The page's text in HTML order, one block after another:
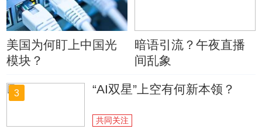
美国为何盯上中国光
模块？
暗语引流？午夜直播
间乱象
3 “AI双星”上空有何新本领？
共同关注